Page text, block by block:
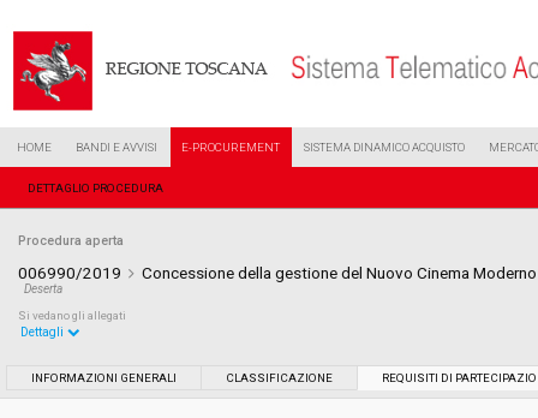
HOME BANDI E AVVISI E-PROCUREMENT SISTEMA DINAMICO ACQUISTO
DETTAGLIO PROCEDURA
Procedura aperta
006990/2019 Concessione della gestione del Nuovo Cinema
Deserta
Si vedano gli allegati
Dettagli
INFORMAZIONI GENERALI CLASSIFICAZIONE REQUISITI DI